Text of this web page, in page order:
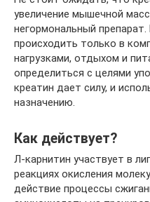
увеличение мышечной
негормональный
происходить только в
нагрузками, отдыхом и
определиться с целями
креатин дает силу, и
назначению.
Как действует?
Л-карнитин участвует в
реакциях окисления
действие процессы